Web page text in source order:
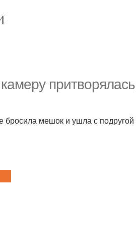
мешок и ушла с подругой